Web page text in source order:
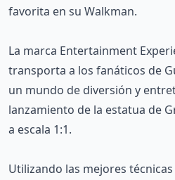
favorita en su Walkman.
La marca Entertainment
transporta a los fanáticos de
un mundo de diversión y
lanzamiento de la estatua de
a escala 1:1.
Utilizando las mejores